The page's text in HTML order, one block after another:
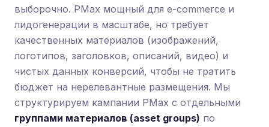
выборочно. PMax мощный для e-commerce и
лидогенерации в масштабе, но требует
качественных материалов (изображений,
логотипов, заголовков, описаний, видео) и
чистых данных конверсий, чтобы не тратить
бюджет на нерелевантные размещения. Мы
структурируем кампании PMax с отдельными
группами материалов (asset groups) по